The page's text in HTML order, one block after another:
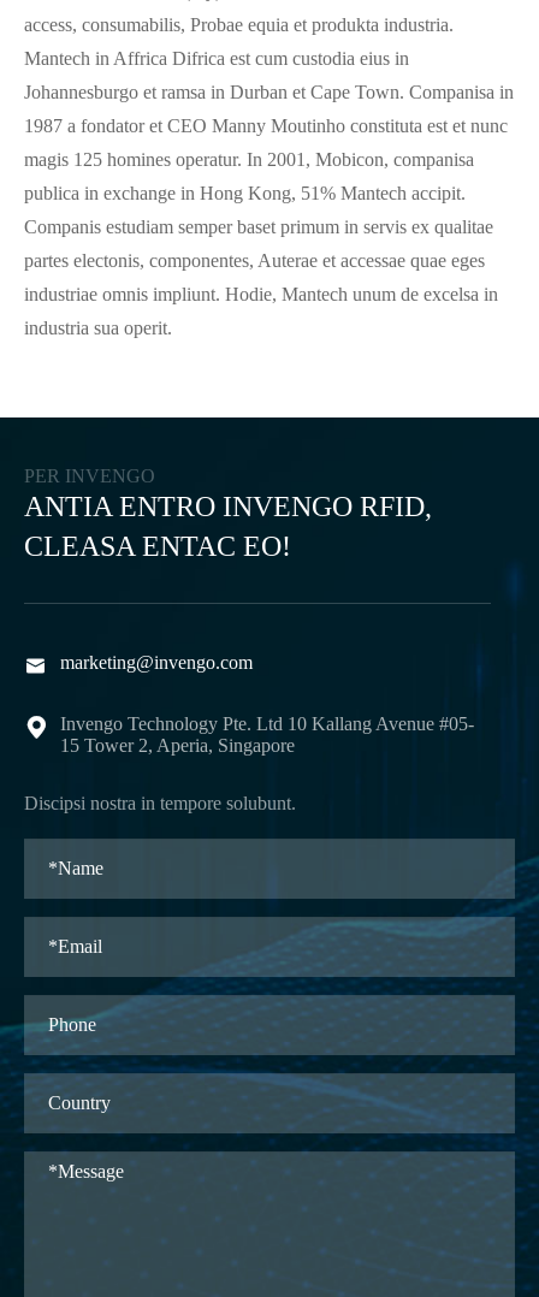
access, consumabilis, Probae equia et produkta industria.
Mantech in Affrica Difrica est cum custodia eius in
Johannesburgo et ramsa in Durban et Cape Town. Companisa in
1987 a fondator et CEO Manny Moutinho constituta est et nunc
magis 125 homines operatur. In 2001, Mobicon, companisa
publica in exchange in Hong Kong, 51% Mantech accipit.
Companis estudiam semper baset primum in servis ex qualitae
partes electonis, componentes, Auterae et accessae quae eges
industriae omnis impliunt. Hodie, Mantech unum de excelsa in
industria sua operit.
PER INVENGO
ANTIA ENTRO INVENGO RFID,
CLEASA ENTAC EO!
 marketing@invengo.com

Invengo Technology Pte. Ltd 10 Kallang Avenue #05-
15 Tower 2, Aperia, Singapore
Discipsi nostra in tempore solubunt.